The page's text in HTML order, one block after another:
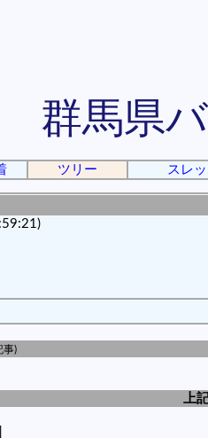
群馬県
ツリー スレ
事)
上